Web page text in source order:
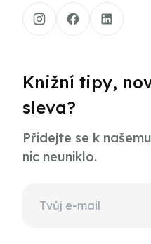
Knižní tipy,
sleva?
Přidejte se k
nic neuniklo.